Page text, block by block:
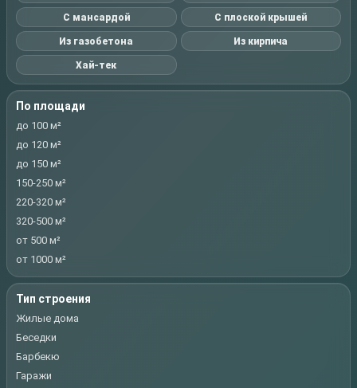
С мансардой С плоской крышей
Из газобетона Из кирпича
Хай-тек
По площади
до 100 м²
до 120 м²
до 150 м²
150-250 м²
220-320 м²
320-500 м²
от 500 м²
от 1000 м²
Тип строения
Жилые дома
Беседки
Барбекю
Гаражи